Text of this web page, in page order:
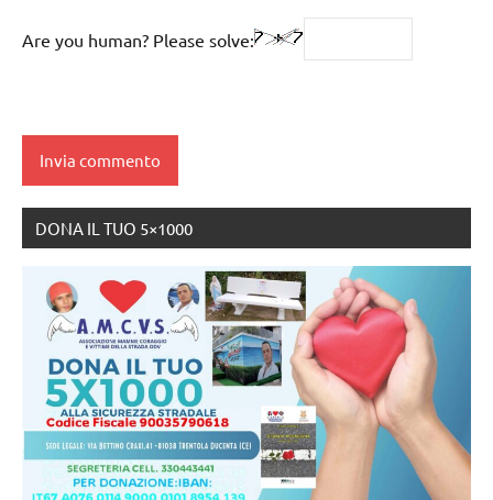
Are you human? Please solve:
DONA IL TUO 5×1000